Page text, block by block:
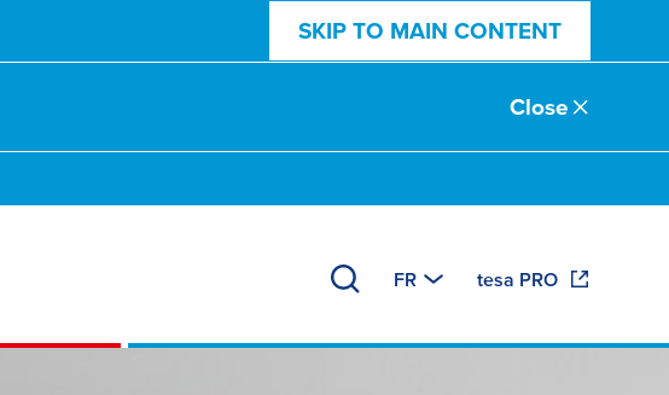
SKIP TO MAIN CONTENT
Close
FR tesa PRO